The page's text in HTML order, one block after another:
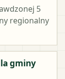
5
regionalny
gminy